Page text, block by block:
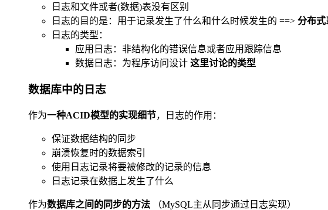
日志和文件或者(数据)表没有区别
日志的目的是：用于记录发生了什么和什么时候发生的 ==> 分布式
日志的类型：
应用日志：非结构化的错误信息或者应用跟踪信息
数据日志：为程序访问设计 这里讨论的类型
数据库中的日志
作为一种ACID模型的实现细节，日志的作用：
保证数据结构的同步
崩溃恢复时的数据索引
使用日志记录将要被修改的记录的信息
日志记录在数据上发生了什么
作为数据库之间的同步的方法 （MySQL主从同步通过日志实现）